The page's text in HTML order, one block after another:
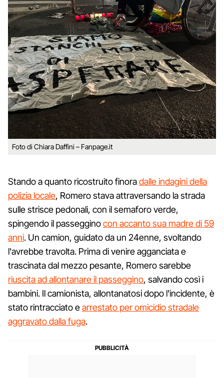
Foto di Chiara Daffini – Fanpage.it
Stando a quanto ricostruito finoradalle indagini della
polizia locale, Romero stava attraversando la strada
sulle strisce pedonali, con il semaforo verde,
spingendo il passegginocon accanto sua madre di 59
anni. Un camion, guidato da un 24enne, svoltando
l'avrebbe travolta. Prima di venire agganciata e
trascinata dal mezzo pesante, Romero sarebbe
riuscita ad allontanare il passeggino, salvando così i
bambini. Il camionista, allontanatosi dopo l'incidente, è
stato rintracciato earrestato per omicidio stradale
aggravato dalla fuga.